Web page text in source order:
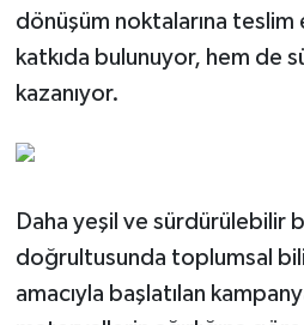
dönüşüm noktalarına
katkıda bulunuyor, hem de
kazanıyor.
Daha yeşil ve sürdürülebilir
doğrultusunda toplumsal
amacıyla başlatılan